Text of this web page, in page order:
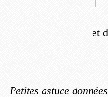
et
Petites astuce